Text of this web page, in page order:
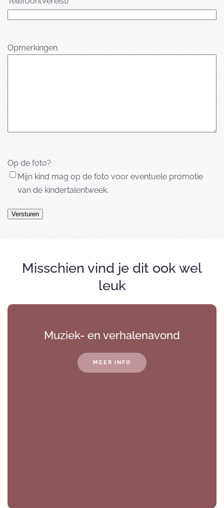
Opmerkingen
Op de foto?
Mijn kind mag op de foto voor eventuele promotie
van de kindertalentweek.
Versturen
Misschien vind je dit ook wel
leuk
Muziek- en verhalenavond
MEER INFO